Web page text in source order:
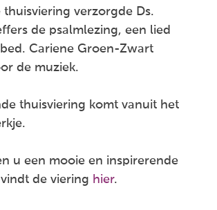
thuisviering verzorgde Ds.
de psalmlezing, een lied
Cariene Groen-Zwart
de muziek.
thuisviering komt vanuit het
u een mooie en inspirerende
de viering hier.